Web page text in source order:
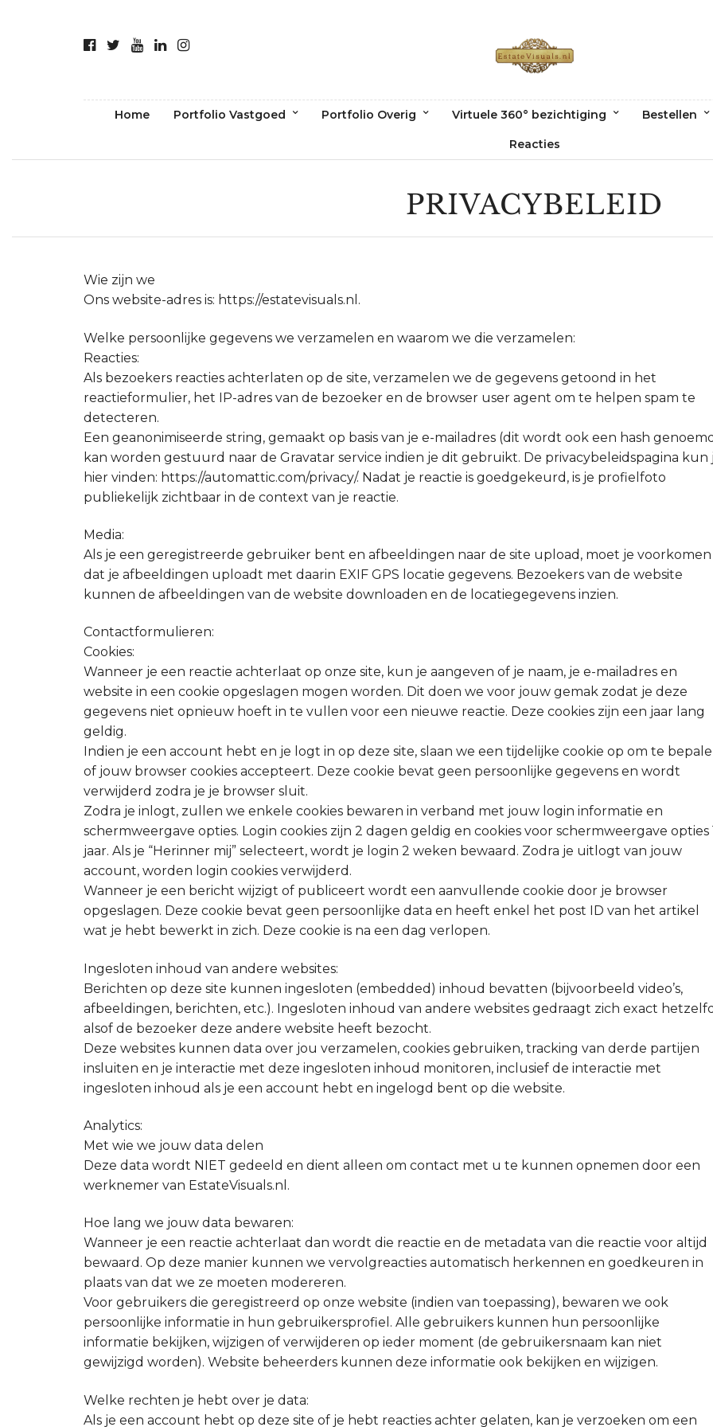
Home Portfolio Vastgoed Portfolio Overig Virtuele 360° bezichtiging Bestellen
Reacties
PRIVACYBELEID
Wie zijn we
Ons website-adres is: https://estatevisuals.nl.
Welke persoonlijke gegevens we verzamelen en waarom we die verzamelen:
Reacties:
Als bezoekers reacties achterlaten op de site, verzamelen we de gegevens getoond in het
reactieformulier, het IP-adres van de bezoeker en de browser user agent om te helpen spam te
detecteren.
Een geanonimiseerde string, gemaakt op basis van je e-mailadres (dit wordt ook een hash
kan worden gestuurd naar de Gravatar service indien je dit gebruikt. De privacybeleidspagina kun
hier vinden: https://automattic.com/privacy/. Nadat je reactie is goedgekeurd, is je profielfoto
publiekelijk zichtbaar in de context van je reactie.
Media:
Als je een geregistreerde gebruiker bent en afbeeldingen naar de site upload, moet je voorkomen
dat je afbeeldingen uploadt met daarin EXIF GPS locatie gegevens. Bezoekers van de website
kunnen de afbeeldingen van de website downloaden en de locatiegegevens inzien.
Contactformulieren:
Cookies:
Wanneer je een reactie achterlaat op onze site, kun je aangeven of je naam, je e-mailadres en
website in een cookie opgeslagen mogen worden. Dit doen we voor jouw gemak zodat je deze
gegevens niet opnieuw hoeft in te vullen voor een nieuwe reactie. Deze cookies zijn een jaar lang
geldig.
Indien je een account hebt en je logt in op deze site, slaan we een tijdelijke cookie op om te
of jouw browser cookies accepteert. Deze cookie bevat geen persoonlijke gegevens en wordt
verwijderd zodra je je browser sluit.
Zodra je inlogt, zullen we enkele cookies bewaren in verband met jouw login informatie en
schermweergave opties. Login cookies zijn 2 dagen geldig en cookies voor schermweergave opties
jaar. Als je “Herinner mij” selecteert, wordt je login 2 weken bewaard. Zodra je uitlogt van jouw
account, worden login cookies verwijderd.
Wanneer je een bericht wijzigt of publiceert wordt een aanvullende cookie door je browser
opgeslagen. Deze cookie bevat geen persoonlijke data en heeft enkel het post ID van het artikel
wat je hebt bewerkt in zich. Deze cookie is na een dag verlopen.
Ingesloten inhoud van andere websites:
Berichten op deze site kunnen ingesloten (embedded) inhoud bevatten (bijvoorbeeld video’s,
afbeeldingen, berichten, etc.). Ingesloten inhoud van andere websites gedraagt zich exact
alsof de bezoeker deze andere website heeft bezocht.
Deze websites kunnen data over jou verzamelen, cookies gebruiken, tracking van derde partijen
insluiten en je interactie met deze ingesloten inhoud monitoren, inclusief de interactie met
ingesloten inhoud als je een account hebt en ingelogd bent op die website.
Analytics:
Met wie we jouw data delen
Deze data wordt NIET gedeeld en dient alleen om contact met u te kunnen opnemen door een
werknemer van EstateVisuals.nl.
Hoe lang we jouw data bewaren:
Wanneer je een reactie achterlaat dan wordt die reactie en de metadata van die reactie voor altijd
bewaard. Op deze manier kunnen we vervolgreacties automatisch herkennen en goedkeuren in
plaats van dat we ze moeten modereren.
Voor gebruikers die geregistreerd op onze website (indien van toepassing), bewaren we ook
persoonlijke informatie in hun gebruikersprofiel. Alle gebruikers kunnen hun persoonlijke
informatie bekijken, wijzigen of verwijderen op ieder moment (de gebruikersnaam kan niet
gewijzigd worden). Website beheerders kunnen deze informatie ook bekijken en wijzigen.
Welke rechten je hebt over je data:
Als je een account hebt op deze site of je hebt reacties achter gelaten, kan je verzoeken om een